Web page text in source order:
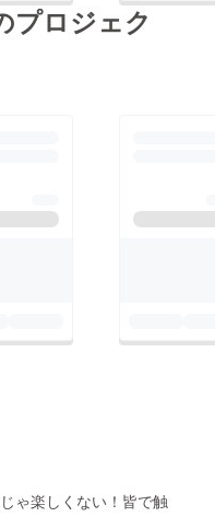
プロジェク
ゃ楽しくない！皆で触